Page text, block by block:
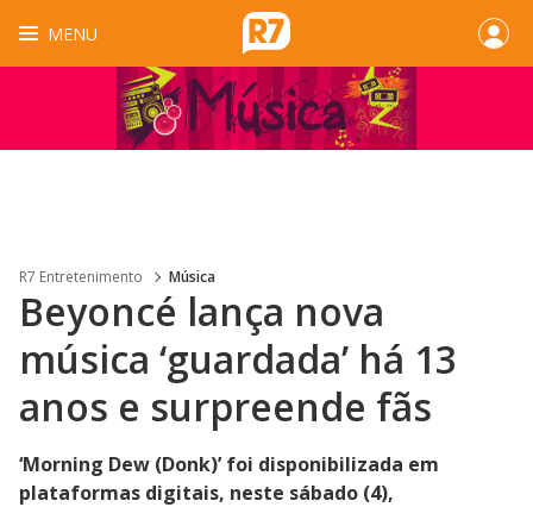
MENU
R7 Entretenimento Música
Beyoncé lança nova
música ‘guardada’ há 13
anos e surpreende fãs
‘Morning Dew (Donk)’ foi disponibilizada em
plataformas digitais, neste sábado (4),